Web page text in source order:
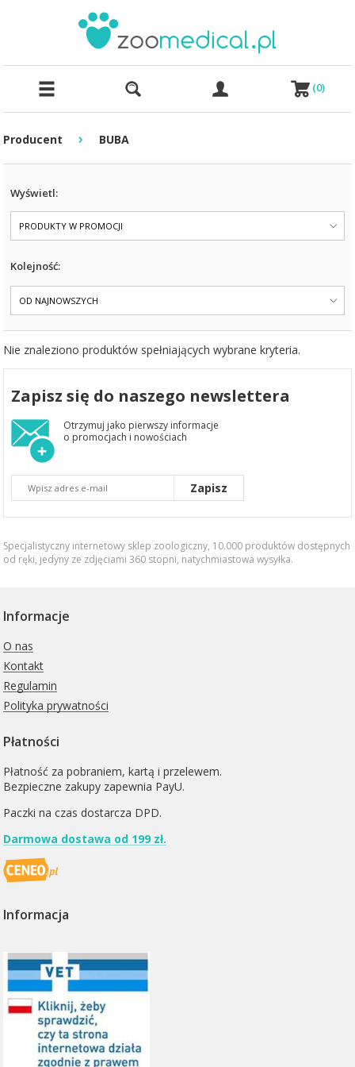
(0)
Producent › BUBA
Wyświetl:
PRODUKTY W PROMOCJI
Kolejność:
OD NAJNOWSZYCH
Nie znaleziono produktów spełniających wybrane kryteria.
Zapisz się do naszego newslettera
Otrzymuj jako pierwszy informacje
o promocjach i nowościach
Zapisz
Specjalistyczny internetowy sklep zoologiczny, 10.000 produktów dostępnych
od ręki, jedyny ze zdjęciami 360 stopni, natychmiastowa wysyłka.
Informacje
O nas
Kontakt
Regulamin
Polityka prywatności
Płatności
Płatność za pobraniem, kartą i przelewem.
Bezpieczne zakupy zapewnia PayU.
Paczki na czas dostarcza DPD.
Darmowa dostawa od 199 zł.
Informacja